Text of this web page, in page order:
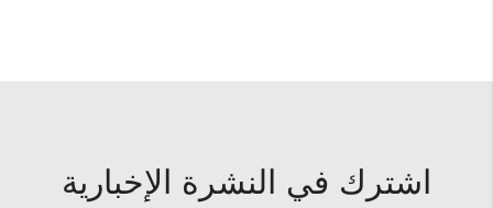
اشترك في النشرة الإخبارية